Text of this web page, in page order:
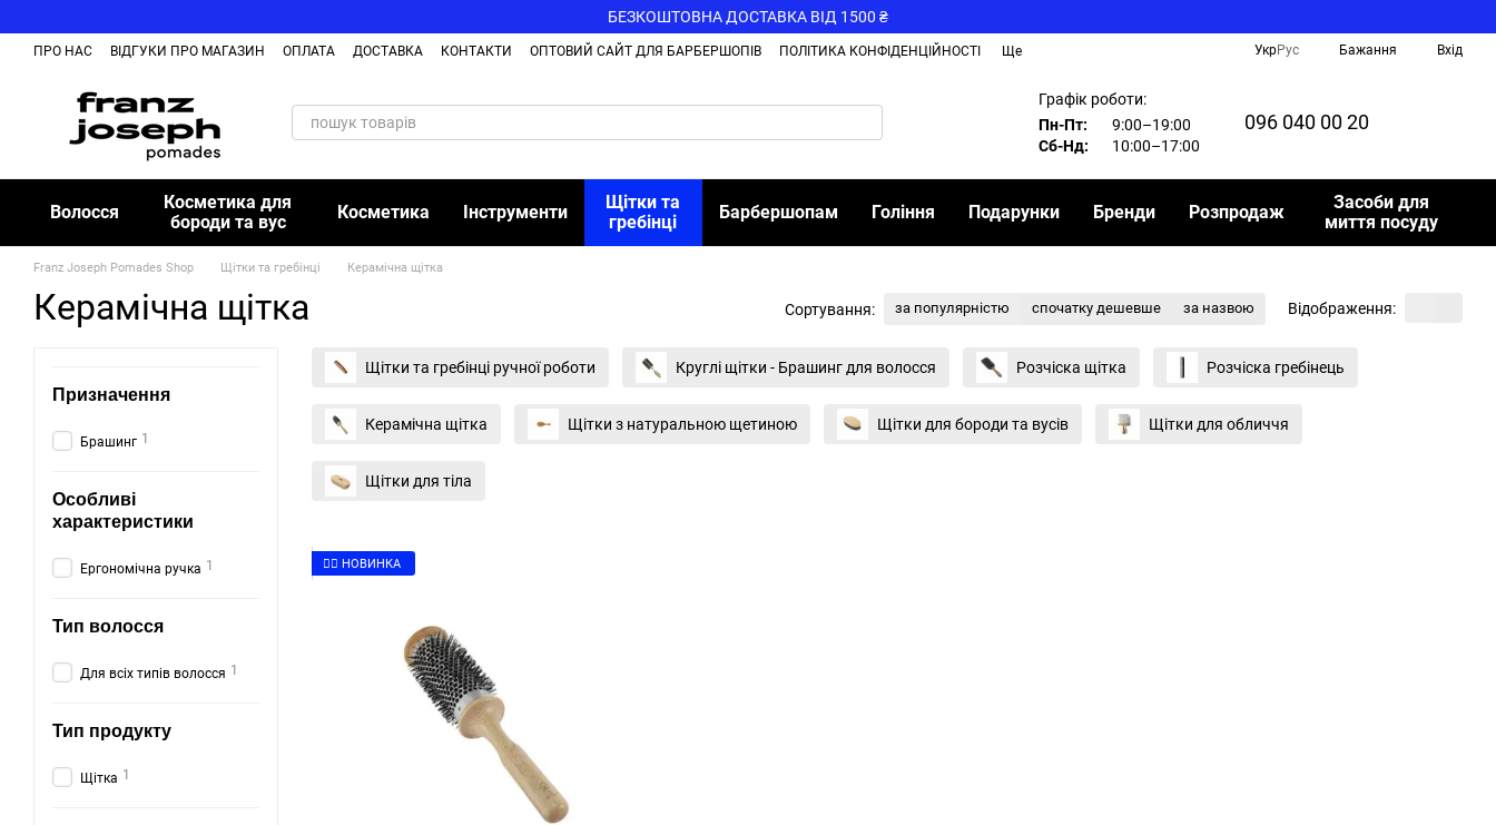
БЕЗКОШТОВНА ДОСТАВКА ВІД 1500 ₴
ПРО НАС ВІДГУКИ ПРО МАГАЗИН ОПЛАТА ДОСТАВКА КОНТАКТИ ОПТОВИЙ САЙТ ДЛЯ БАРБЕРШОПІВ ПОЛІТИКА КОНФІДЕНЦІЙНОСТІ Ще УкрРус Бажання Вхід
Графік роботи:
Пн-Пт:
9:00–19:00
Сб-Нд:
10:00–17:00
096 040 00 20
Волосся
Косметика для
бороди та вус
Косметика Інструменти
Щітки та
гребінці
Барбершопам Гоління Подарунки Бренди Розпродаж
Засоби для
миття посуду
Franz Joseph Pomades Shop Щітки та гребінці Керамічна щітка
Керамічна щітка Сортування: за популярністю спочатку дешевше за назвою Відображення:
Щітки та гребінці ручної роботи Круглі щітки - Брашинг для волосся Розчіска щітка Розчіска гребінець
Керамічна щітка Щітки з натуральною щетиною Щітки для бороди та вусів Щітки для обличчя
Щітки для тіла
👉🏻 НОВИНКА
Призначення
Брашинг 1
Особливі
характеристики
Ергономічна ручка 1
Тип волосся
Для всіх типів волосся 1
Тип продукту
Щітка 1